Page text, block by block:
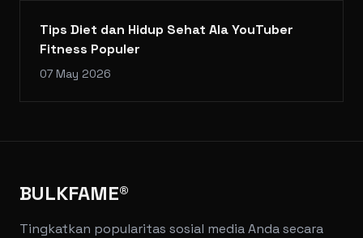
Tips Diet dan Hidup Sehat Ala YouTuber
Fitness Populer
07 May 2026
BULKFAME®
Tingkatkan popularitas sosial media Anda secara